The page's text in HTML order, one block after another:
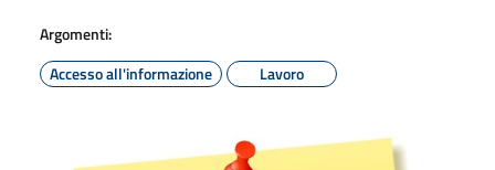
Argomenti:
Accesso all'informazione
Lavoro